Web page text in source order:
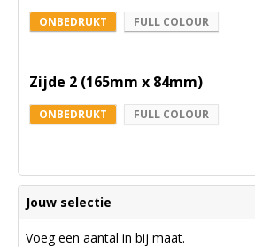
ONBEDRUKT FULL COLOUR
Zijde 2 (165mm x 84mm)
ONBEDRUKT FULL COLOUR
Jouw selectie
Voeg een aantal in bij maat.